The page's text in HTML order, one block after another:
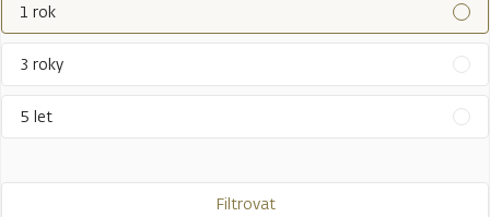
1 rok
3 roky
5 let
Filtrovat